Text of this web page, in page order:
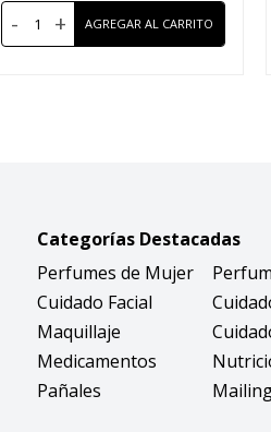
- +
Categorías Destacadas
Perfumes de Mujer
Cuidado Facial
Maquillaje
Medicamentos
Pañales